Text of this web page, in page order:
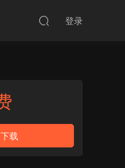
登录
载